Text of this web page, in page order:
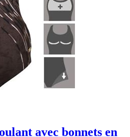
avec bonnets en